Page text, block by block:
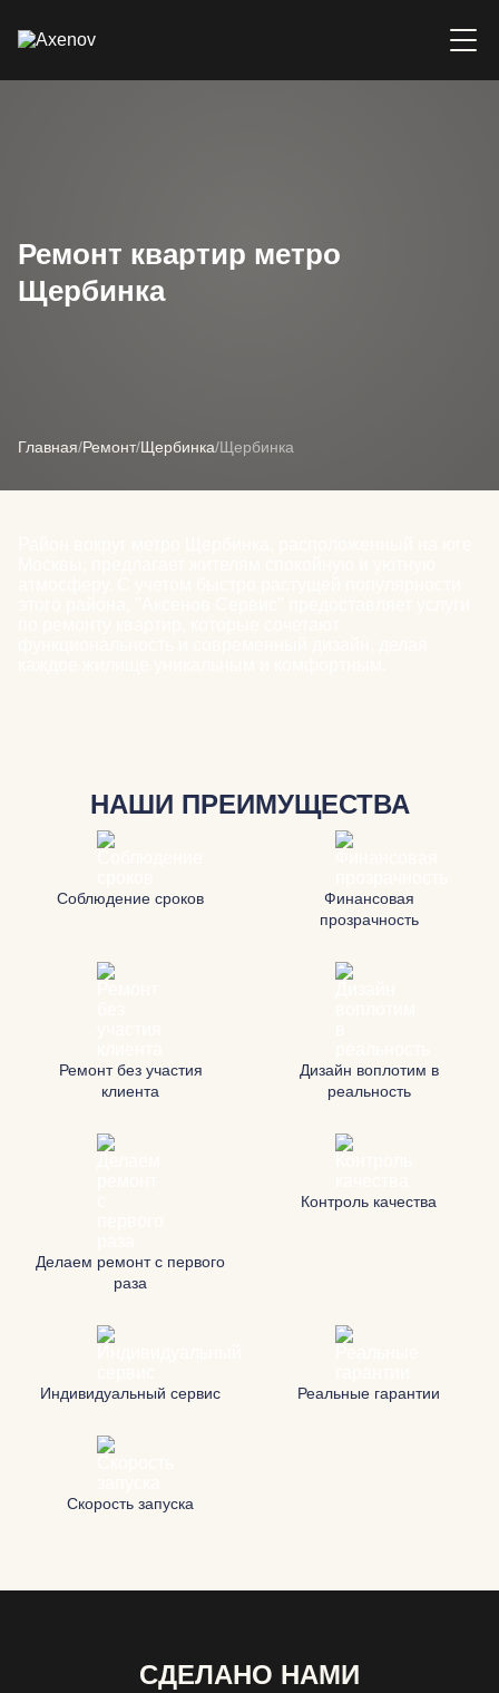
Ремонт квартир метро
Щербинка
Главная/Ремонт/Щербинка/Щербинка
НАШИ ПРЕИМУЩЕСТВА
Соблюдение сроков
Финансовая
прозрачность
Ремонт без участия
клиента
Дизайн воплотим в
реальность
Делаем ремонт с первого
раза
Контроль качества
Индивидуальный сервис Реальные гарантии
Скорость запуска
СДЕЛАНО НАМИ